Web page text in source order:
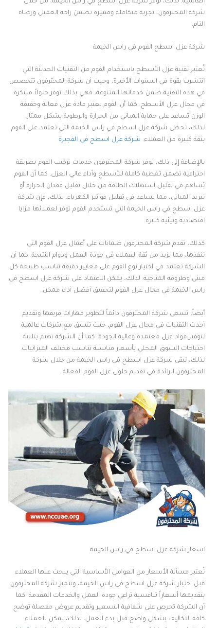
شركة المحترفون، تجربة متكاملة ومميزة تضمن راحة العميل ورضاه
التام.
شركة عزل اسطح الفوم في راس الخيمة
تُعتبر تقنية عزل الأسطح باستخدام الفوم من التقنيات الحديثة التي
انتشرت بقوة في السنوات الأخيرة، وحيث أن شركة المحترفون تتخصص
في هذه التقنية ضمن خدماتها المتنوعة، فهي بذلك توفر حلولاً مبتكرة
في مجال عزل الأسطح. كما أن الفوم يعتبر مادة عزل فعالة وخفيفة
الوزن تساعد على حماية المباني من الحرارة والرطوبة بشكل ممتاز.
لذلك، تحظى شركة عزل اسطح في راس الخيمة التي تعتمد على الفوم
بثقة كبيرة من العملاء. شركة عزل اسطح في الفجيرة
بالإضافة إلى ذلك، توفر شركة المحترفون خدمات تركيب الفوم بطريقة
احترافية تضمن تغطية كاملة للأسطح وأداء عالي العزل. كما أن الفوم
يُساهم في تقليل استهلاك الطاقة من خلال تقليل فقدان الحرارة أو
تبريد المباني، مما يساعد في تقليل فواتير الكهرباء. لذلك، فإن شركة
عزل اسطح في راس الخيمة التي تستخدم الفوم توفر لعملائها مزايا
اقتصادية وبيئية كبيرة.
كذلك، تقدم شركة المحترفون ضمانات على أعمال عزل الفوم التي
تنفذها، مما يزيد من ثقة العملاء في جودة العمل ودوام النتيجة. كما أن
الشركة تعتمد في اختيار نوع الفوم على معايير دقيقة تناسب طبيعة كل
مبنى وظروفه المناخية. لذلك، يمكن الاعتماد على شركة عزل اسطح في
راس الخيمة في مجال عزل الفوم لتحقيق أفضل أداء ممكن.
أيضاً، تسعى شركة المحترفون دائماً لتطوير مهارات فريقها وتقديم
أحدث التقنيات في مجال عزل الفوم، حيث تنسق مع شركات عالمية
لتوفير مواد عزل معتمدة وعالية الجودة. كما أن الشركة تهتم بتلبية
احتياجات السوق المحلي بأسعار مناسبة تناسب مختلف الميزانيات.
لذلك، تبقى شركة عزل اسطح في راس الخيمة من خلال شركة
المحترفون الرائدة في تقديم حلول عزل الفوم الفعالة.
اسعار شركة عزل اسطح في راس الخيمة
تُعتبر مسألة الأسعار من العوامل الأساسية التي يبحث عنها العملاء
قبل اختيار شركة عزل اسطح في راس الخيمة، وتتميز شركة المحترفون
بتقديمها أسعاراً تنافسية تراعي جودة العمل والخدمات المقدمة. كما
أن الشركة تحرص على شفافية التسعير وتقديم عروض مفصلة توضح
كافة التكاليف بشكل واضح قبل بدء العمل. لذلك، يمكن للعملاء